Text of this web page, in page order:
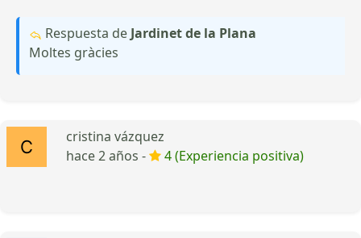
Respuesta de Jardinet de la Plana
Moltes gràcies
cristina vázquez
hace 2 años -
4 (Experiencia positiva)